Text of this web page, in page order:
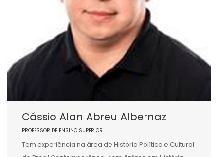
Cássio Alan Abreu Albernaz
PROFESSOR DE ENSINO SUPERIOR
Tem experiência na área de História Política e Cultural